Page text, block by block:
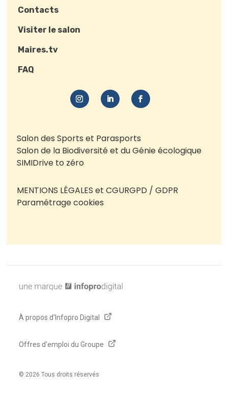
Contacts
Visiter le salon
Maires.tv
FAQ
Salon des Sports et Parasports
Salon de la Biodiversité et du Génie écologique
SIMIDrive to zéro
MENTIONS LÉGALES et CGURGPD / GDPR
Paramétrage cookies